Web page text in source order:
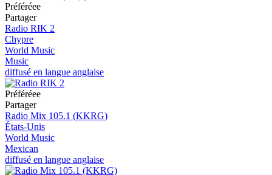
Préféréeе
Partager
Radio RIK 2
Chypre
World Music
Music
diffusé en langue anglaise
Préféréeе
Partager
Radio Mix 105.1 (KKRG)
États-Unis
World Music
Mexican
diffusé en langue anglaise